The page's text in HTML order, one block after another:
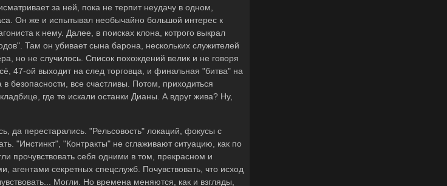
за ней, пока не терпит неудачу в одном,
Он же и испытывал необычайно большой интерес к
к нему. Далее, в поисках клона, котрого выкрал
Там он убивает сына барона, нескольких служителей
но не случилось. Список похождений велик и не говоря
47-ой выходит на след торговца, и финальная "битва" на
безопасности, все счастливы. Потом, приходиться
где те искали останки Дианы. А вдруг жива? Ну,
да перестарались. "Рельсовость" локаций, фокусы с
"Инстинкт", "Контракты" не сглаживают ситуацию, как по
прочувствовать себя одними в том, прекрасном и
секретных спецслужб. Почувствовать, что исход
Могли. Но времена меняются, как и взгляды,